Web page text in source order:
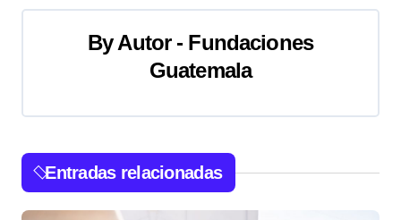
g
ó
n
ByAutor - Fundaciones
Guatemala
Entradas relacionadas